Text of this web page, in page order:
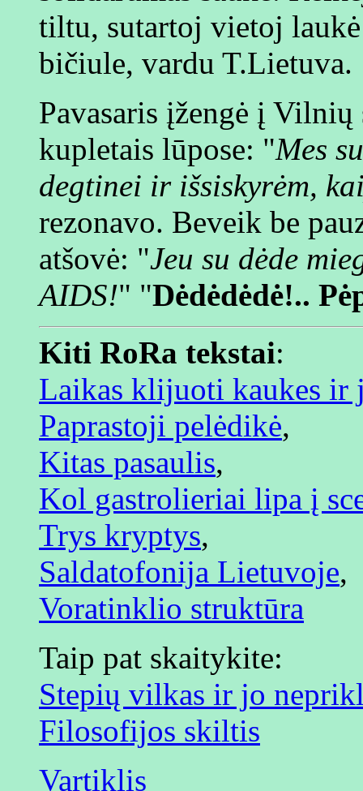
tiltu, sutartoj vietoj
bičiule, vardu T.Lietuva.
Pavasaris įžengė į
kupletais lūpose: "Mes
degtinei ir išsiskyrėm,
rezonavo. Beveik be
atšovė: "Jeu su dėde
AIDS!" "Dėdėdėdė!..
Kiti RoRa tekstai:
Laikas klijuoti kaukes ir
Paprastoji pelėdikė,
Kitas pasaulis,
Kol gastrolieriai lipa į
Trys kryptys,
Saldatofonija Lietuvoje,
Voratinklio struktūra
Taip pat skaitykite:
Stepių vilkas ir jo
Filosofijos skiltis
Vartiklis